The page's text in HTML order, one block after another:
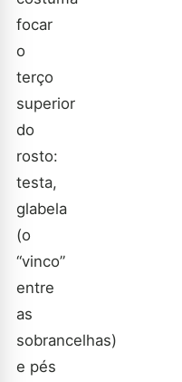
focar
o
terço
superior
do
rosto:
testa,
glabela
(o
“vinco”
entre
as
sobrancelhas)
e pés